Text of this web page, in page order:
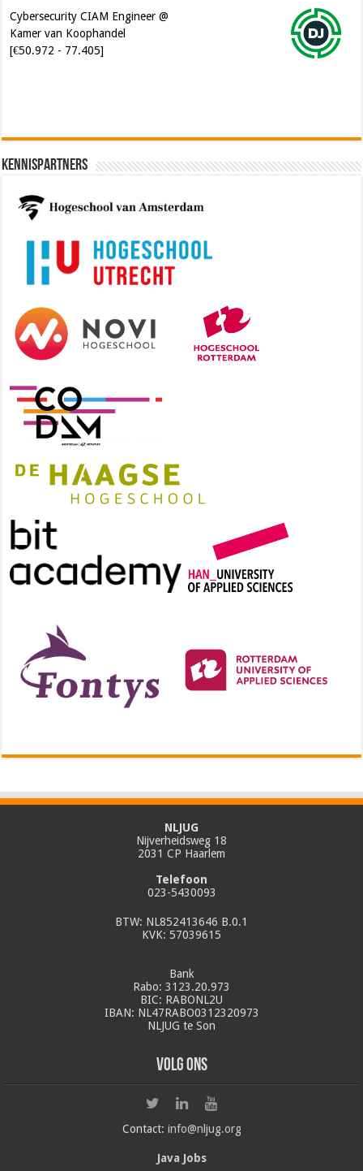
Cybersecurity CIAM Engineer @
Kamer van Koophandel
[€50.972 - 77.405]
Kennispartners
NLJUG
Nijverheidsweg 18
2031 CP Haarlem
Telefoon
023-5430093
BTW: NL852413646 B.0.1
KVK: 57039615
Bank
Rabo: 3123.20.973
BIC: RABONL2U
IBAN: NL47RABO0312320973
NLJUG te Son
Volg ons
Contact: info@nljug.org
Java Jobs